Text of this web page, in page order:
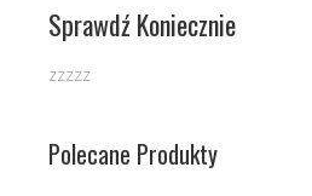
Sprawdź Koniecznie
zzzzz
Polecane Produkty